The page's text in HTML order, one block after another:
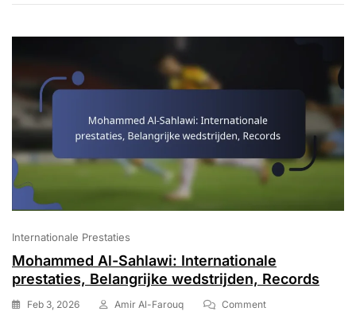
Bijdragen
De
Internationale Prestaties
Mohammed Al-Sahlawi: Internationale
prestaties, Belangrijke wedstrijden, Records
Feb 3, 2026 Amir Al-Farouq CommentOn